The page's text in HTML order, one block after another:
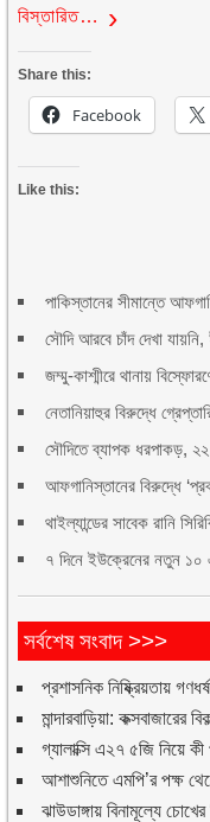
বিস্তারিত…
Share this:
Facebook
Like this:
পাকিস্তানের সীমান্তে
সৌদি আরবে চাঁদ দেখা
জম্মু-কাশ্মীরে থানায়
নেতানিয়াহুর বিরুদ্ধে
সৌদিতে ব্যাপক ধরপাকড়, ২২
আফগানিস্তানের বিরুদ্ধে
থাইল্যান্ডের সাবেক রানি
৭ দিনে ইউক্রেনের নতুন ১০
সর্বশেষ সংবাদ >>>
প্রশাসনিক নিষ্ক্রিয়তায়
মান্দারবাড়িয়া: কক্সবাজারের
গ্যালাক্সি এ২৭ ৫জি নিয়ে
আশাশুনিতে এমপি’র পক্ষ
ঝাউডাঙ্গায় বিনামূল্যে